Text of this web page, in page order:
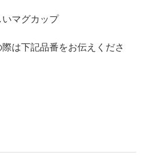
急須
蓋付マグ
マグカップ
は下記品番をお伝えくださ